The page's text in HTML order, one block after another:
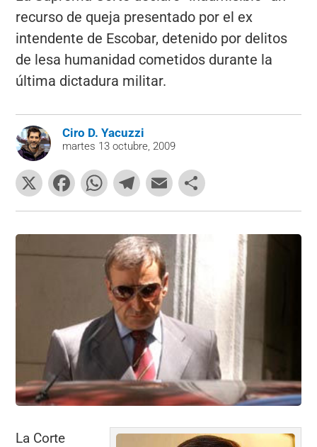
recurso de queja presentado por el ex
intendente de Escobar, detenido por delitos
de lesa humanidad cometidos durante la
última dictadura militar.
Ciro D. Yacuzzi
martes 13 octubre, 2009
X
F
a
c
e
o
k
W
h
at
s
A
p
p
T
el
e
gr
a
m
E
m
ai
l
o
tir
La Corte